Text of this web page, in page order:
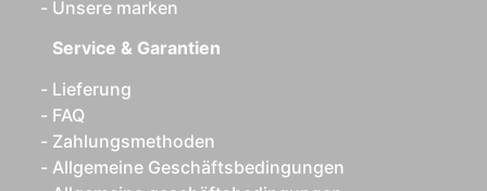
Unsere marken
Service & Garantien
Lieferung
FAQ
Zahlungsmethoden
Allgemeine Geschäftsbedingungen